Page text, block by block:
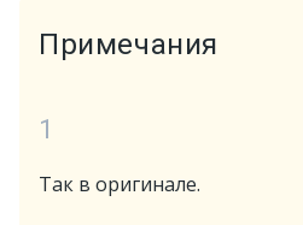
Примечания
1
Так в оригинале.